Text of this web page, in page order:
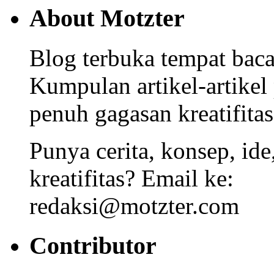
About Motzter
Blog terbuka tempat
Kumpulan artikel-artikel
penuh gagasan
Punya cerita, konsep,
kreatifitas? Email ke:
redaksi@motzter.com
Contributor